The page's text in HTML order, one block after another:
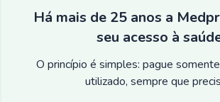
Há mais de 25 anos a
seu acesso à
O princípio é simples: pague
utilizado, sempre que